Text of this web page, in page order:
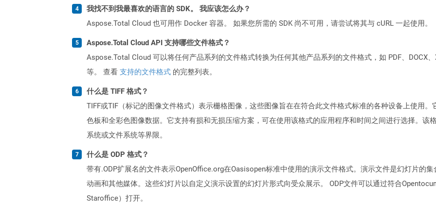
我找不到我最喜欢的语言的 SDK。 我应该怎么办？
Aspose.Total Cloud 也可用作 Docker 容器。 如果您所需的 SDK 尚不可用，请尝试将其与 cURL 一起使用。
Aspose.Total Cloud API 支持哪些文件格式？
Aspose.Total Cloud 可以将任何产品系列的文件格式转换为任何其他产品系列的文件格式，如 PDF、DOCX
等。 查看 支持的文件格式 的完整列表。
什么是 TIFF 格式？
TIFF或TIF（标记的图像文件格式）表示栅格图像，这些图像旨在在符合此文件格式标准的各种设备上使用
色板和全彩色图像数据。它支持有损和无损压缩方案，可在使用该格式的应用程序和时间之间进行选择。该
系统或文件系统等界限。
什么是 ODP 格式？
带有.ODP扩展名的文件表示OpenOffice.org在Oasisopen标准中使用的演示文件格式。演示文件是幻灯片的
动画和其他媒体。这些幻灯片以自定义演示设置的幻灯片形式向受众展示。 ODP文件可以通过符合
Staroffice）打开。